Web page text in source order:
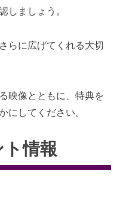
しましょう。
らに広げてくれる大切
映像とともに、特典を
にしてください。
情報